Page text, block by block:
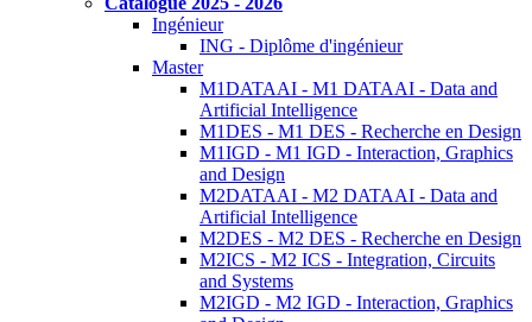
Ingénieur
ING - Diplôme d'ingénieur
Master
M1DATAAI - M1 DATAAI - Data and
Artificial Intelligence
M1DES - M1 DES - Recherche en Design
M1IGD - M1 IGD - Interaction, Graphics
and Design
M2DATAAI - M2 DATAAI - Data and
Artificial Intelligence
M2DES - M2 DES - Recherche en Design
M2ICS - M2 ICS - Integration, Circuits
and Systems
M2IGD - M2 IGD - Interaction, Graphics